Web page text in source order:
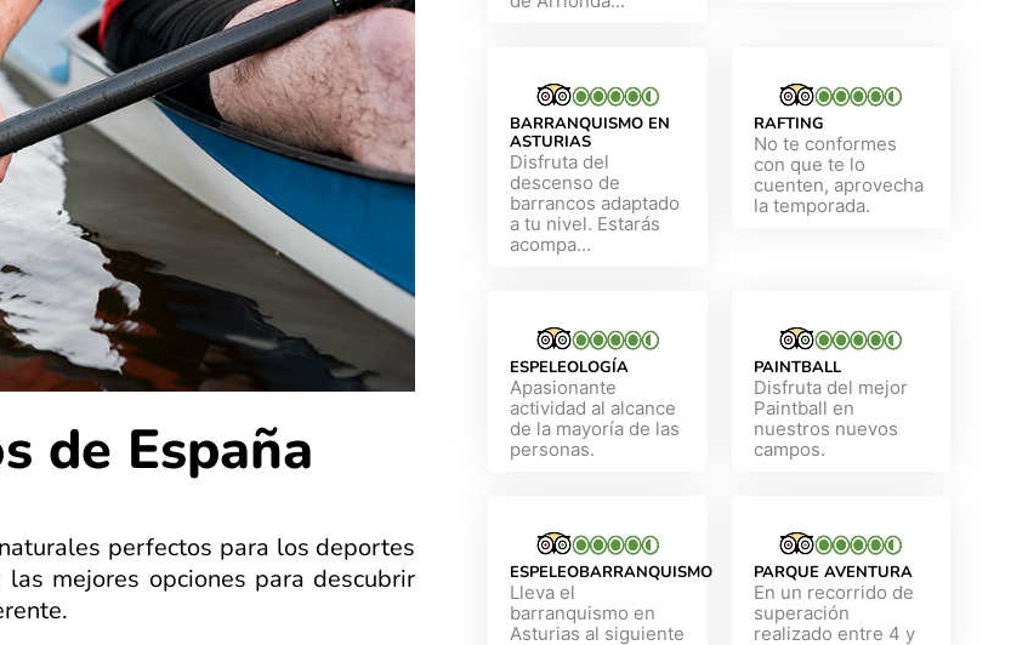
de España
perfectos para los deportes
las mejores opciones para descubrir
BARRANQUISMO EN
ASTURIAS
Disfruta del
descenso de
barrancos adaptado
a tu nivel. Estarás
acompa...
RAFTING
No te conformes
con que te lo
cuenten, aprovecha
la temporada.
ESPELEOLOGÍA
Apasionante
actividad al alcance
de la mayoría de las
personas.
PAINTBALL
Disfruta del mejor
Paintball en
nuestros nuevos
campos.
ESPELEOBARRANQUISMO
Lleva el
barranquismo en
Asturias al siguiente
PARQUE AVENTURA
En un recorrido de
superación
realizado entre 4 y